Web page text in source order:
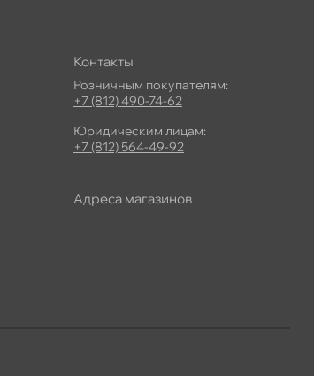
Контакты
Розничным покупателям:
+7 (812) 490-74-62
Юридическим лицам:
+7 (812) 564-49-92
Адреса магазино